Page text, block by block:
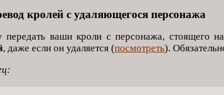
кролей с удаляющегося персонажа
передать ваши кроли с персонажа, стоящего
, даже если он удаляется (посмотреть).